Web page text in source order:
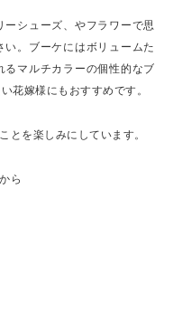
ーシューズ、やフラワーで思
。ブーケにはボリュームた
るマルチカラーの個性的なブ
花嫁様にもおすすめです。
とを楽しみにしています。
から